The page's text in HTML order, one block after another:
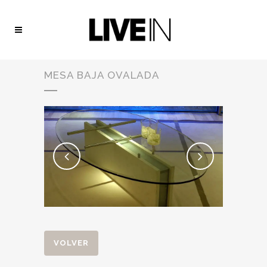
MESA BAJA OVALADA
VOLVER